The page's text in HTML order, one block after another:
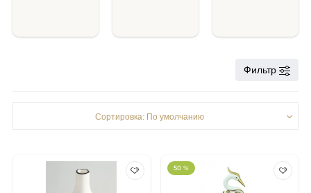
Фильтр
Сортировка: По умолчанию
50 %